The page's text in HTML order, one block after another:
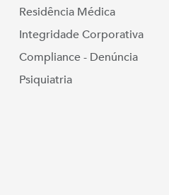
Residência Médica
Integridade Corporativa
Compliance - Denúncia
Psiquiatria